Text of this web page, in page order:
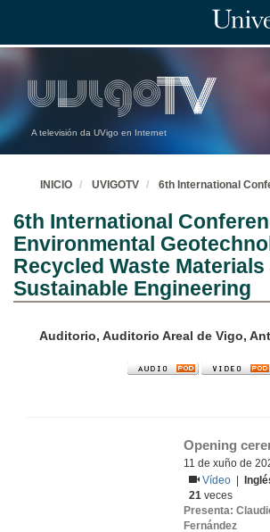
A televisión da UVigo en Internet
INICIO UVIGOTV 6th International
6th International
Environmental
Recycled Waste Materials
Sustainable Engineering
Auditorio, Auditorio Areal de Vigo,
Opening
11 de xuño de
Vídeo
21 veces
Presenta:
Fernández